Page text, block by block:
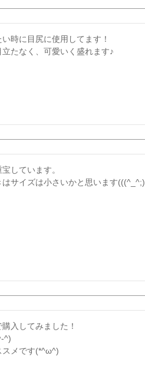
時に目尻に使用してます！
たなく、可愛いく盛れます♪
しています。
サイズは小さいかと思います(((^_^;)
入してみました！
^)
スメです(*^ω^)